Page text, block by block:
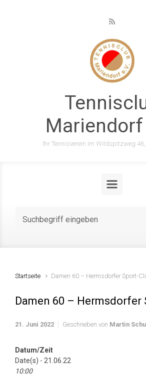
Mariendorf
Ihr Tennisverein im Wildspitzweg
Startseite Damen 60 – Hermsdorfer Sport-
Damen 60 – Hermsdorfer
21. Juni 2022 Geschrieben von Martin
Datum/Zeit
Date(s) - 21.06.22
10:00